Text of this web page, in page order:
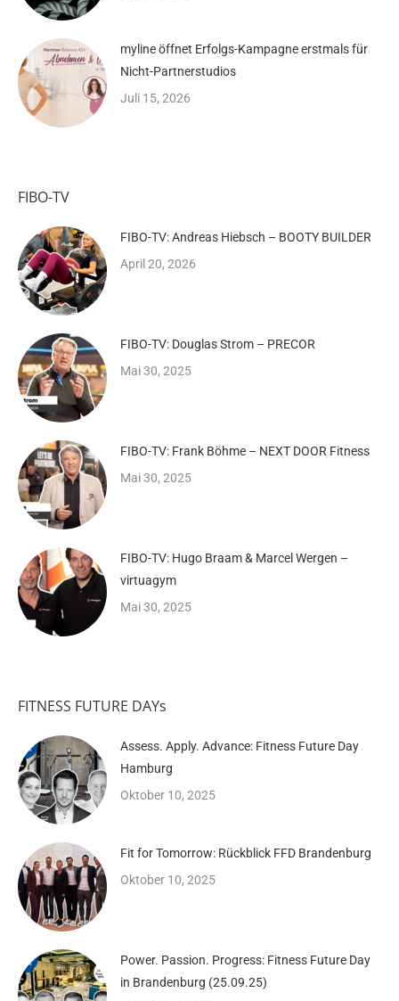
myline öffnet Erfolgs-Kampagne erstmals für
Nicht-Partnerstudios
Juli 15, 2026
FIBO-TV
FIBO-TV: Andreas Hiebsch – BOOTY BUILDER
April 20, 2026
FIBO-TV: Douglas Strom – PRECOR
Mai 30, 2025
FIBO-TV: Frank Böhme – NEXT DOOR Fitness
Mai 30, 2025
FIBO-TV: Hugo Braam & Marcel Wergen –
virtuagym
Mai 30, 2025
FITNESS FUTURE DAYs
Assess. Apply. Advance: Fitness Future Day
Hamburg
Oktober 10, 2025
Fit for Tomorrow: Rückblick FFD Brandenburg
Oktober 10, 2025
Power. Passion. Progress: Fitness Future Day
in Brandenburg (25.09.25)